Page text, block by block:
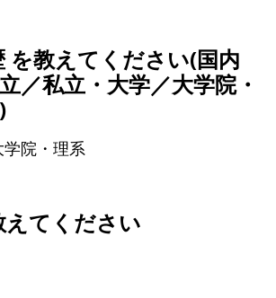
を教えてください(国内
／私立・大学／大学院・
院・理系
えてください